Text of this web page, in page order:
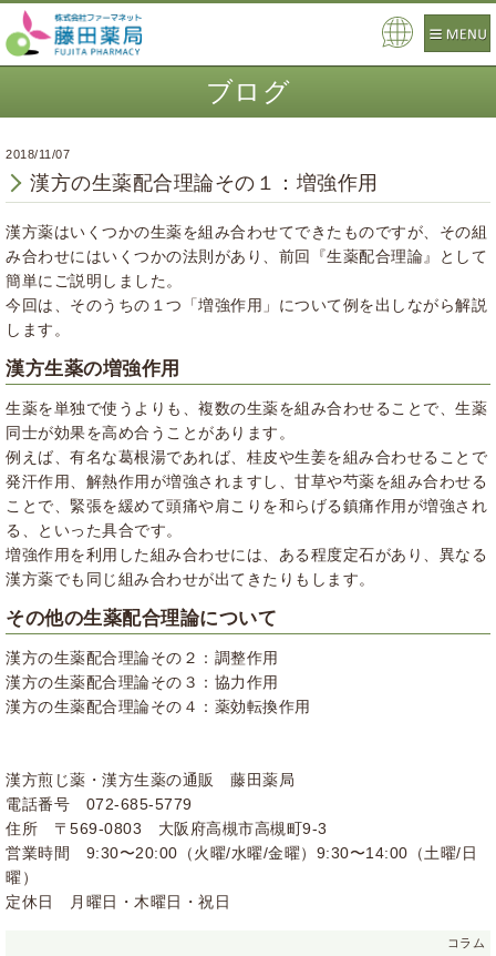
ブログ
2018/11/07
漢方の生薬配合理論その１：増強作用
漢方薬はいくつかの生薬を組み合わせてできたものですが、その組
み合わせにはいくつかの法則があり、 前回『生薬配合理論』として
簡単にご説明しました。
今回は、そのうちの１つ「増強作用」について例を出しながら解説
します。
漢方生薬の増強作用
生薬を単独で使うよりも、複数の生薬を組み合わせることで、生薬
同士が効果を高め合うことがあります。
例えば、有名な葛根湯であれば、桂皮や生姜を組み合わせることで
発汗作用、解熱作用が増強されますし、甘草や芍薬を組み合わせる
ことで、緊張を緩めて頭痛や肩こりを和らげる鎮痛作用が増強され
る、といった具合です。
増強作用を利用した組み合わせには、ある程度定石があり、異なる
漢方薬でも同じ組み合わせが出てきたりもします。
その他の生薬配合理論について
漢方の生薬配合理論その２：調整作用
漢方の生薬配合理論その３：協力作用
漢方の生薬配合理論その４：薬効転換作用
漢方煎じ薬・漢方生薬の通販 藤田薬局
電話番号 072-685-5779
住所 〒569-0803 大阪府高槻市高槻町9-3
営業時間 9:30〜20:00（火曜/水曜/金曜）9:30〜14:00（土曜/日
曜）
定休日 月曜日・木曜日・祝日
コラム